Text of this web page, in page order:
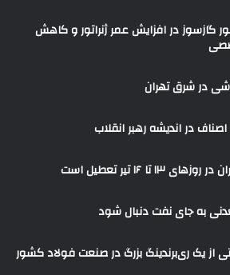
گازسوز در افزایش عمر ژنراتور و کاهش
در شرق تهران
اصناف در اندیشه رهبر انقلاب
۱۶ تیر تعطیل است
به جای نفت دنبال شود
از یک ری‌برندینگ بزرگ در صنعت فولاد کشور